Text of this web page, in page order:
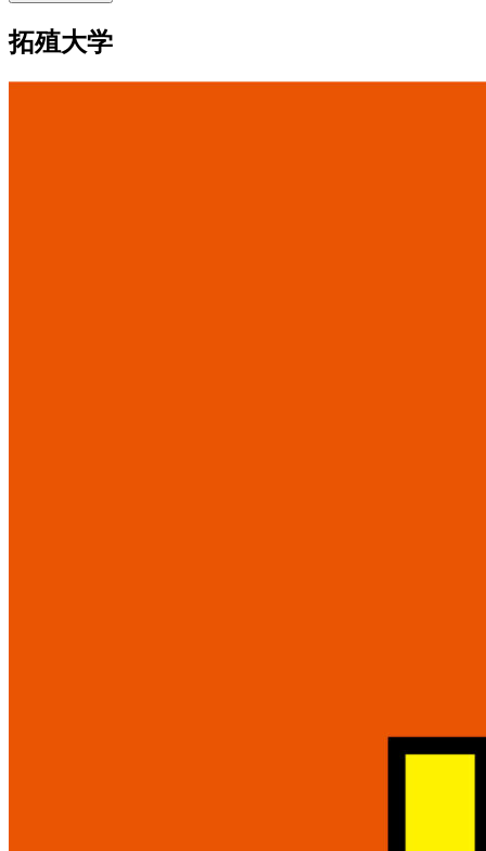
拓殖大学